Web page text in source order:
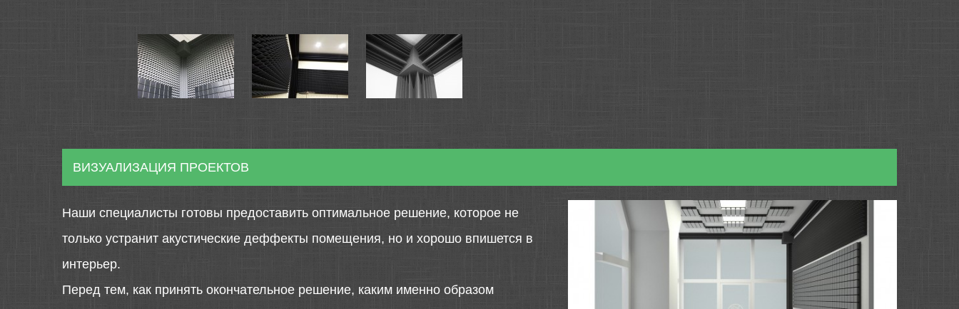
ВИЗУАЛИЗАЦИЯ ПРОЕКТОВ
Наши специалисты готовы предоставить оптимальное решение, которое не
только устранит акустические деффекты помещения, но и хорошо впишется в
интерьер.
Перед тем, как принять окончательное решение, каким именно образом